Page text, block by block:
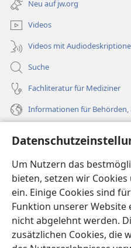
Um Nutzern das
bieten, setzen wir
ein. Einige Cookies sind
Funktion unserer
nicht abgelehnt werden.
zusätzlichen Cookies, die
Fenster)
Neu auf jw.org
Videos
Videos mit
Suche
Fachliteratur für Mediziner
Informationen für Behörden,
Spenden
(öffnet
neues
Fenster)Wachtturm ONLINE-
(öffnet
neues
Fenster)JW Hub®
(öffnet
neues
JW Library